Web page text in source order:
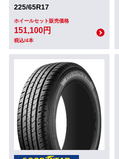
225/65R17
ホイールセット販売価格
151,100円
税込/4本